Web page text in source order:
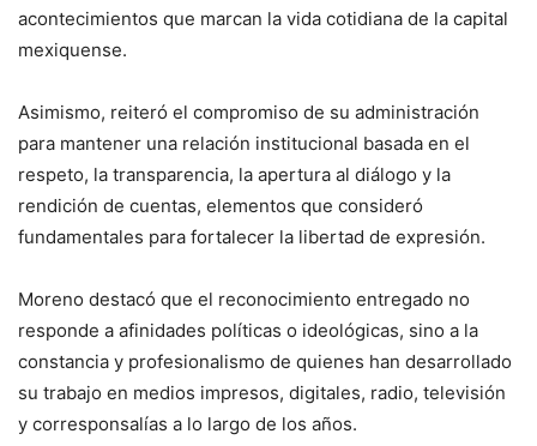
acontecimientos que marcan la vida cotidiana de la capital
mexiquense.
Asimismo, reiteró el compromiso de su administración
para mantener una relación institucional basada en el
respeto, la transparencia, la apertura al diálogo y la
rendición de cuentas, elementos que consideró
fundamentales para fortalecer la libertad de expresión.
Moreno destacó que el reconocimiento entregado no
responde a afinidades políticas o ideológicas, sino a la
constancia y profesionalismo de quienes han desarrollado
su trabajo en medios impresos, digitales, radio, televisión
y corresponsalías a lo largo de los años.